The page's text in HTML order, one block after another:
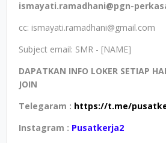
ismayati.ramadhani@pgn-
cc: ismayati.ramadhani@gmail.com
Subject email: SMR - [NAME]
DAPATKAN INFO LOKER SETIAP
JOIN
Telegaram : https://t.me/
Instagram : Pusatkerja2